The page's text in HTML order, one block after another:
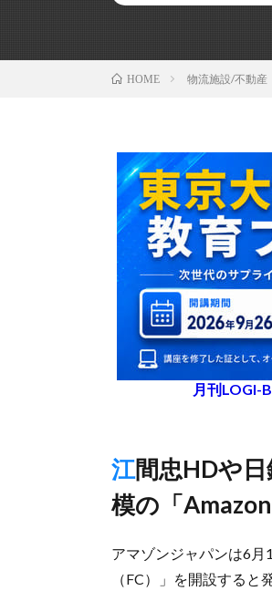
HOME 物流施設/不動産
月刊LOGI-
江間忠HDや日鉄興和不動産が開発の案件を利用、日本最大規
模の「
アマゾンジャパンは6
（FC）」を開設すると